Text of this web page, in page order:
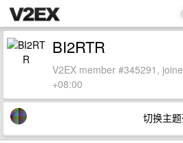
BI2RTR
V2EX member #345291,
+08:00
切换主